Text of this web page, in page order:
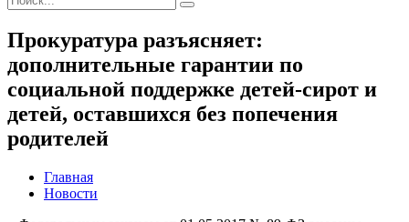
Прокуратура разъясняет:
дополнительные гарантии по
социальной поддержке детей-сирот и
детей, оставшихся без попечения
родителей
Главная
Новости